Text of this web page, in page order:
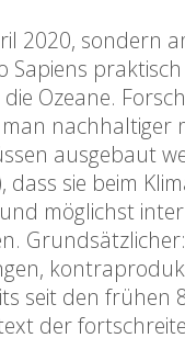
2020, sondern
Ozeane.
nachhaltiger
ausgebaut
sie beim
möglichst
seit den frühen
der